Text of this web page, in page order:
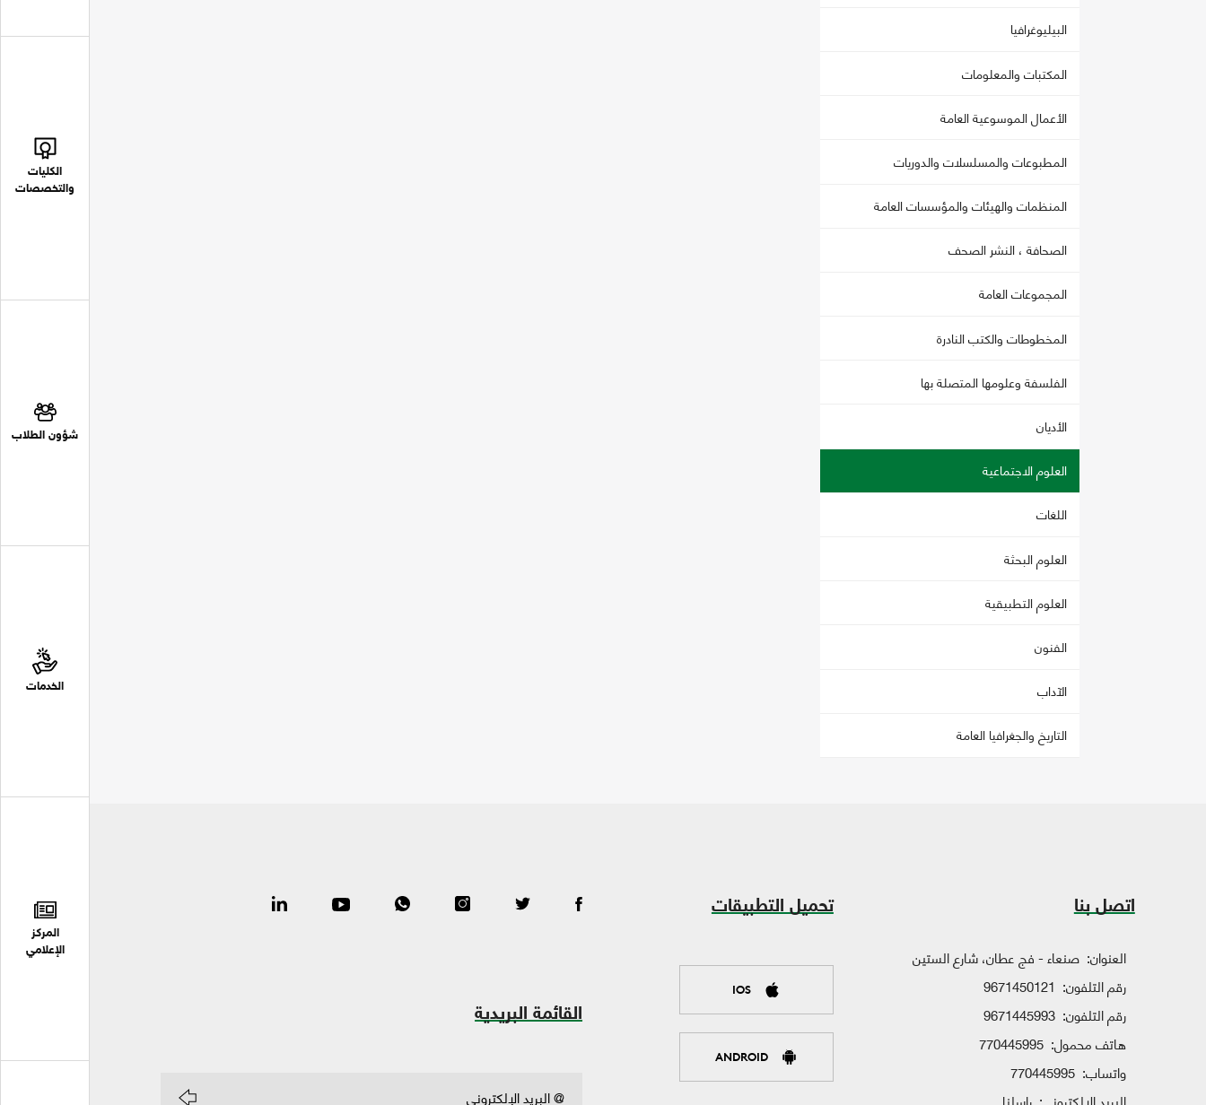
الكليات
والتخصصات
شؤون الطلاب
الخدمات
المركز
الإعلامي
البيليوغرافيا
المكتبات والمعلومات
الأعمال الموسوعية العامة
المطبوعات والمسلسلات والدوريات
المنظمات والهيئات والمؤسسات العامة
الصحافة ، النشر الصحف
المجموعات العامة
المخطوطات والكتب النادرة
الفلسفة وعلومها المتصلة بها
الأديان
العلوم الاجتماعية
اللغات
العلوم البحثة
العلوم التطبيقية
الفنون
الآداب
التاريخ والجغرافيا العامة
اتصل بنا
العنوان: صنعاء - فج عطان، شارع الستين
رقم التلفون: 9671450121
رقم التلفون: 9671445993
هاتف محمول: 770445995
واتساب: 770445995
تحميل التطبيقات
IOS
ANDROID
القائمة البريدية